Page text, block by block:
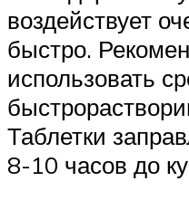
воздействует
быстро.
использовать
Таблетки
8-10 часов до